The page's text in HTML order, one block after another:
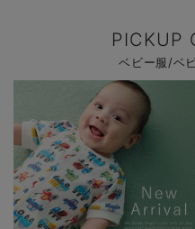
PICKUP
ベビー服/ベ